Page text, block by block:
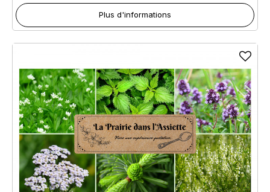
Plus d'informations